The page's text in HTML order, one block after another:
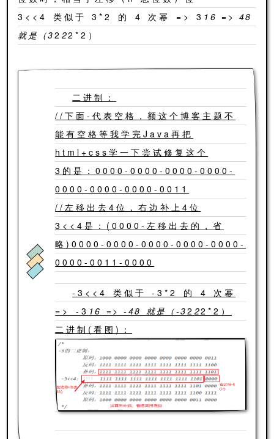
3<<4 类似于 3*2 的 4 次幂 => 3 16 => 48
就是（32 22*2）
二进制：
//下面-代表空格，额这个博客主题不
能有空格等我学完Java再把
html+css学一下尝试修复这个
3的是：0000-0000-0000-0000-
0000-0000-0000-0011
//左移出去4位，右边补上4位
3<<4是：(0000-左移出去的，省
略)0000-0000-0000-0000-0000-
0000-0011-0000
-3<<4 类似于 -3*2 的 4 次幂
=> -3 16 => -48 就是（-32 22*2）
二进制(看图)：